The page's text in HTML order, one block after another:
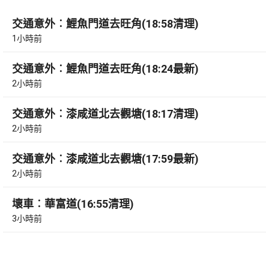
交通意外︰鯉魚門道去旺角(18:58清理)
1小時前
交通意外︰鯉魚門道去旺角(18:24最新)
2小時前
交通意外︰漆咸道北去觀塘(18:17清理)
2小時前
交通意外︰漆咸道北去觀塘(17:59最新)
2小時前
壞車︰華富道(16:55清理)
3小時前